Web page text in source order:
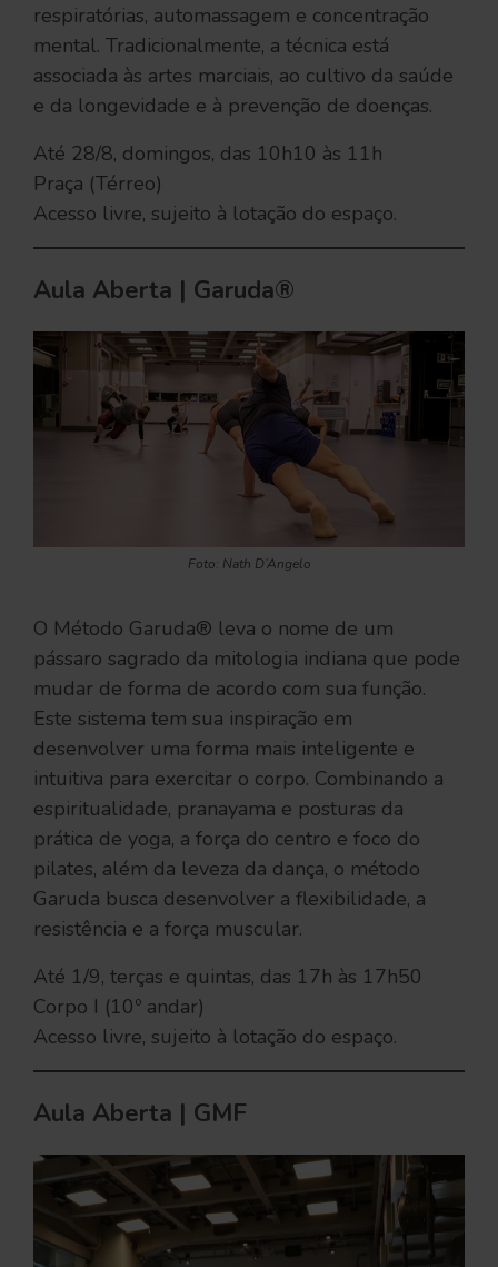
respiratórias, automassagem e concentração
mental. Tradicionalmente, a técnica está
associada às artes marciais, ao cultivo da saúde
e da longevidade e à prevenção de doenças.
Até 28/8, domingos, das 10h10 às 11h
Praça (Térreo)
Acesso livre, sujeito à lotação do espaço.
Aula Aberta | Garuda®
Foto: Nath D’Angelo
O Método Garuda® leva o nome de um
pássaro sagrado da mitologia indiana que pode
mudar de forma de acordo com sua função.
Este sistema tem sua inspiração em
desenvolver uma forma mais inteligente e
intuitiva para exercitar o corpo. Combinando a
espiritualidade, pranayama e posturas da
prática de yoga, a força do centro e foco do
pilates, além da leveza da dança, o método
Garuda busca desenvolver a flexibilidade, a
resistência e a força muscular.
Até 1/9, terças e quintas, das 17h às 17h50
Corpo I (10º andar)
Acesso livre, sujeito à lotação do espaço.
Aula Aberta | GMF